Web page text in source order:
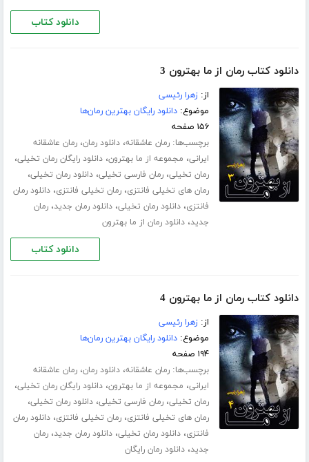
دانلود کتاب
دانلود کتاب رمان از ما بهترون 3
از:زهرا رئیسی
موضوع:دانلود رایگان بهترین رمان‌ها
۱۵۶ صفحه
برچسب‌ها:رمان عاشقانه،دانلود رمان،رمان عاشقانه
ایرانی، مجموعه از ما بهترون،دانلود رایگان رمان تخیلی،
رمان تخیلی،رمان فارسی تخیلی،دانلود رمان تخیلی،
رمان های تخیلی فانتزی،رمان تخیلی فانتزی،دانلود رمان
فانتزی،دانلود رمان تخیلی،دانلود رمان جدید،رمان
جدید،دانلود رمان از ما بهترون
دانلود کتاب
دانلود کتاب رمان از ما بهترون 4
از:زهرا رئیسی
موضوع:دانلود رایگان بهترین رمان‌ها
۱۹۴ صفحه
برچسب‌ها:رمان عاشقانه،دانلود رمان،رمان عاشقانه
ایرانی، مجموعه از ما بهترون،دانلود رایگان رمان تخیلی،
رمان تخیلی،رمان فارسی تخیلی،دانلود رمان تخیلی،
رمان های تخیلی فانتزی،رمان تخیلی فانتزی،دانلود رمان
فانتزی،دانلود رمان تخیلی،دانلود رمان جدید،رمان
جدید،دانلود رمان رایگان